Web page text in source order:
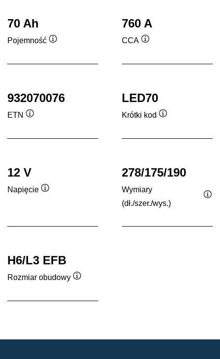
70 Ah
Pojemność
760 A
CCA
932070076
ETN
LED70
Krótki kod
12 V
Napięcie
278/175/190
Wymiary
(dł./szer./wys.)
H6/L3 EFB
Rozmiar obudowy